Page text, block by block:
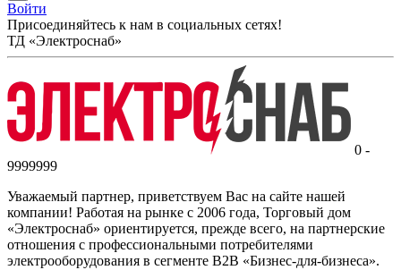
Войти
Присоединяйтесь к нам в социальных сетях!
ТД «Электроснаб»
0 -
9999999
Уважаемый партнер, приветствуем Вас на сайте нашей
компании! Работая на рынке с 2006 года, Торговый дом
«Электроснаб» ориентируется, прежде всего, на партнерские
отношения с профессиональными потребителями
электрооборудования в сегменте B2B «Бизнес-для-бизнеса».